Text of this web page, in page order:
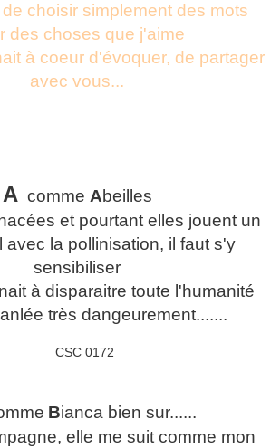
choisir simplement des mots
des choses que j'aime
à coeur d'évoquer, de partager
avec vous...
Acomme Abeilles
et pourtant elles jouent un
avec la pollinisation, il faut s'y
sensibiliser
à disparaitre toute l'humanité
très dangeurement.......
Bianca bien sur......
elle me suit comme mon